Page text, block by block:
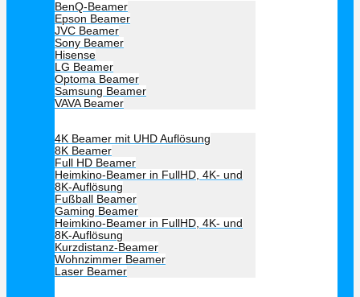
BenQ-Beamer
Epson Beamer
JVC Beamer
Sony Beamer
Hisense
LG Beamer
Optoma Beamer
Samsung Beamer
VAVA Beamer
4K Beamer mit UHD Auflösung
8K Beamer
Full HD Beamer
Heimkino-Beamer in FullHD, 4K- und
8K-Auflösung
Fußball Beamer
Gaming Beamer
Heimkino-Beamer in FullHD, 4K- und
8K-Auflösung
Kurzdistanz-Beamer
Wohnzimmer Beamer
Laser Beamer